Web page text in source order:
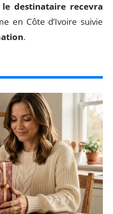
le destinataire recevra
en Côte d’Ivoire suivie
.